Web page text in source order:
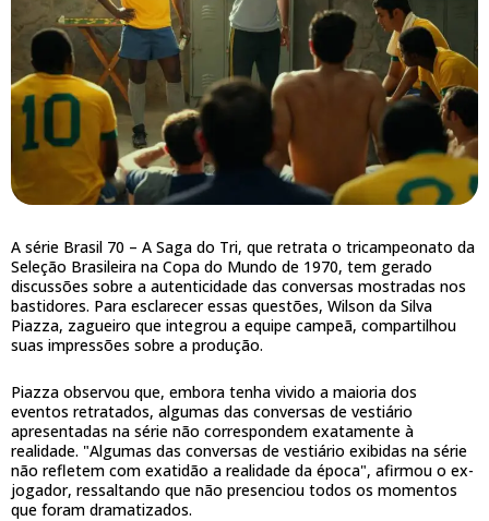
A série Brasil 70 – A Saga do Tri, que retrata o tricampeonato da
Seleção Brasileira na Copa do Mundo de 1970, tem gerado
discussões sobre a autenticidade das conversas mostradas nos
bastidores. Para esclarecer essas questões, Wilson da Silva
Piazza, zagueiro que integrou a equipe campeã, compartilhou
suas impressões sobre a produção.
Piazza observou que, embora tenha vivido a maioria dos
eventos retratados, algumas das conversas de vestiário
apresentadas na série não correspondem exatamente à
realidade. "Algumas das conversas de vestiário exibidas na série
não refletem com exatidão a realidade da época", afirmou o ex-
jogador, ressaltando que não presenciou todos os momentos
que foram dramatizados.